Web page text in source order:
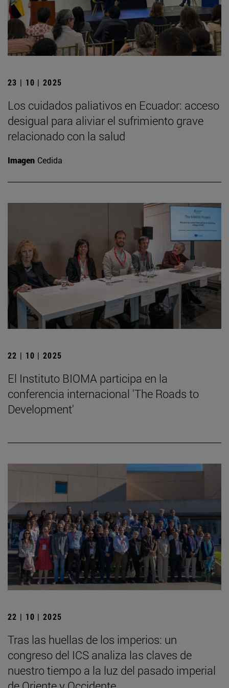
23 | 10 | 2025
Los cuidados paliativos en Ecuador: acceso
desigual para aliviar el sufrimiento grave
relacionado con la salud
Imagen Cedida
22 | 10 | 2025
El Instituto BIOMA participa en la
conferencia internacional 'The Roads to
Development'
22 | 10 | 2025
Tras las huellas de los imperios: un
congreso del ICS analiza las claves de
nuestro tiempo a la luz del pasado imperial